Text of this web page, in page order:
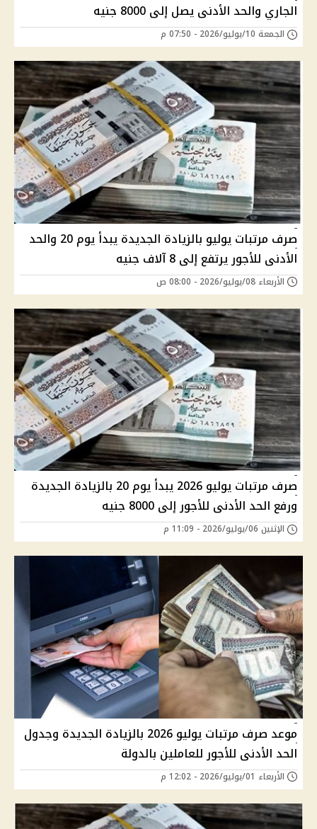
الجاري والحد الأدنى يصل إلى 8000 جنيه
الجمعة 10/يوليو/2026 - 07:50 م
صرف مرتبات يوليو بالزيادة الجديدة يبدأ يوم 20 والحد
الأدنى للأجور يرتفع إلى 8 آلاف جنيه
الأربعاء 08/يوليو/2026 - 08:00 ص
صرف مرتبات يوليو 2026 يبدأ يوم 20 بالزيادة الجديدة
ورفع الحد الأدنى للأجور إلى 8000 جنيه
الإثنين 06/يوليو/2026 - 11:09 م
موعد صرف مرتبات يوليو 2026 بالزيادة الجديدة وجدول
الحد الأدنى للأجور للعاملين بالدولة
الأربعاء 01/يوليو/2026 - 12:02 م